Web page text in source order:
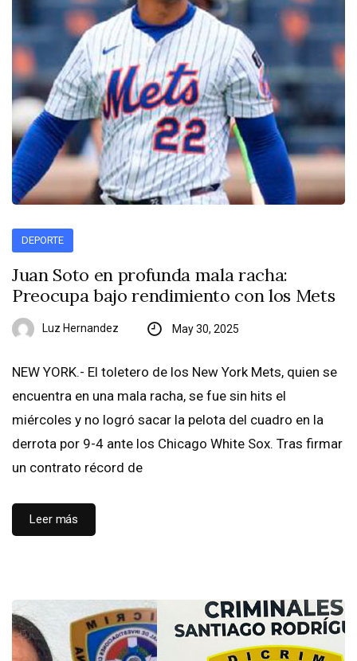
DEPORTE
Juan Soto en profunda mala racha:
Preocupa bajo rendimiento con los Mets
Luz Hernandez May 30, 2025
NEW YORK.- El toletero de los New York Mets, quien se
encuentra en una mala racha, se fue sin hits el
miércoles y no logró sacar la pelota del cuadro en la
derrota por 9-4 ante los Chicago White Sox. Tras firmar
un contrato récord de
Leer más